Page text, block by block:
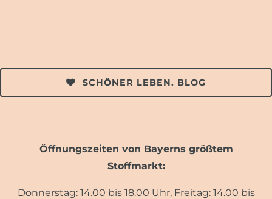
SCHÖNER LEBEN. BLOG
Öffnungszeiten von Bayerns größtem
Stoffmarkt:
Donnerstag: 14.00 bis 18.00 Uhr, Freitag: 14.00 bis